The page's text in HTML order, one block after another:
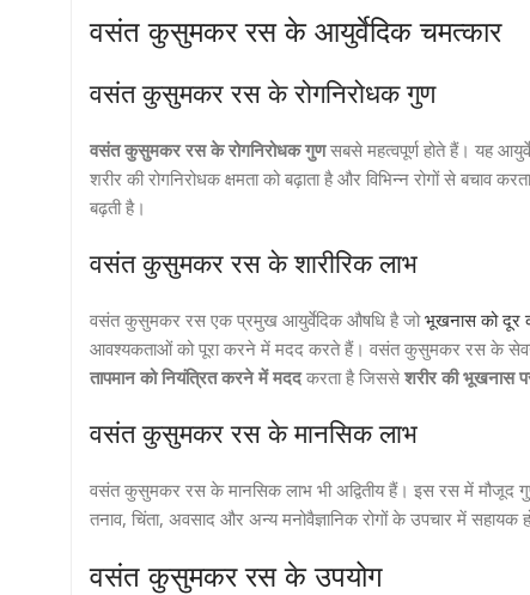
वसंत कुसुमकर रस के आयुर्वेदिक चमत्कार
वसंत कुसुमकर रस के रोगनिरोधक गुण
वसंत कुसुमकर रस के रोगनिरोधक गुणसबसे महत्वपूर्ण होते हैं। यह
शरीर की रोगनिरोधक क्षमता को बढ़ाता है और विभिन्न रोगों से बचाव
बढ़ती है।
वसंत कुसुमकर रस के शारीरिक लाभ
वसंत कुसुमकर रस एक प्रमुख आयुर्वेदिक औषधि है जोभूखनास को दूर
आवश्यकताओं को पूरा करने में मदद करते हैं। वसंत कुसुमकर रस के सेवन
तापमान को नियंत्रित करने में मददकरता है जिससे शरीर की भूखनास
वसंत कुसुमकर रस के मानसिक लाभ
वसंत कुसुमकर रस के मानसिक लाभ भी अद्वितीय हैं। इस रस में मौजूद
तनाव, चिंता, अवसाद और अन्य मनोवैज्ञानिक रोगों के उपचार में
वसंत कुसुमकर रस के उपयोग